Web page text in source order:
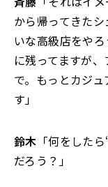
から帰ってきた
いな高級店をや
に残ってますが
で。もっとカジ
す」
鈴木 「何をした
だろう？」